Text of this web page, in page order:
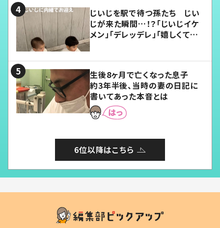
じいじを駅で待つ孫たち じい
じが来た瞬間…！？「じいじイケ
メン」「デレッデレ」「嬉しくて可
生後8ヶ月で亡くなった息子
約3年半後、当時の妻の日記に
書いてあった本音とは
6位以降はこちら